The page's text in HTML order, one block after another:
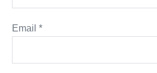
Email *